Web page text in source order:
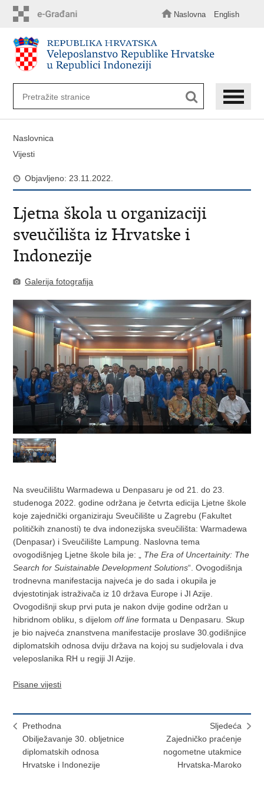
sadržaj
Naslovna English
Naslovnica
Vijesti
Objavljeno: 23.11.2022.
Ljetna škola u organizaciji
sveučilišta iz Hrvatske i
Indonezije
Galerija fotografija
Na sveučilištu Warmadewa u Denpasaru je od 21. do 23.
studenoga 2022. godine održana je četvrta edicija Ljetne škole
koje zajednički organiziraju Sveučilište u Zagrebu (Fakultet
političkih znanosti) te dva indonezijska sveučilišta: Warmadewa
(Denpasar) i Sveučilište Lampung. Naslovna tema
ovogodišnjeg Ljetne škole bila je: „ The Era of Uncertainity: The
Search for Suistainable Development Solutions“. Ovogodišnja
trodnevna manifestacija najveća je do sada i okupila je
dvjestotinjak istraživača iz 10 država Europe i JI Azije.
Ovogodišnji skup prvi puta je nakon dvije godine održan u
hibridnom obliku, s dijelomoff lineformata u Denpasaru. Skup
je bio najveća znanstvena manifestacije proslave 30.godišnjice
diplomatskih odnosa dviju država na kojoj su sudjelovala i dva
veleposlanika RH u regiji JI Azije.
Pisane vijesti
Prethodna
Obilježavanje 30. obljetnice
diplomatskih odnosa
Hrvatske i Indonezije
Sljedeća
Zajedničko praćenje
nogometne utakmice
Hrvatska-Maroko